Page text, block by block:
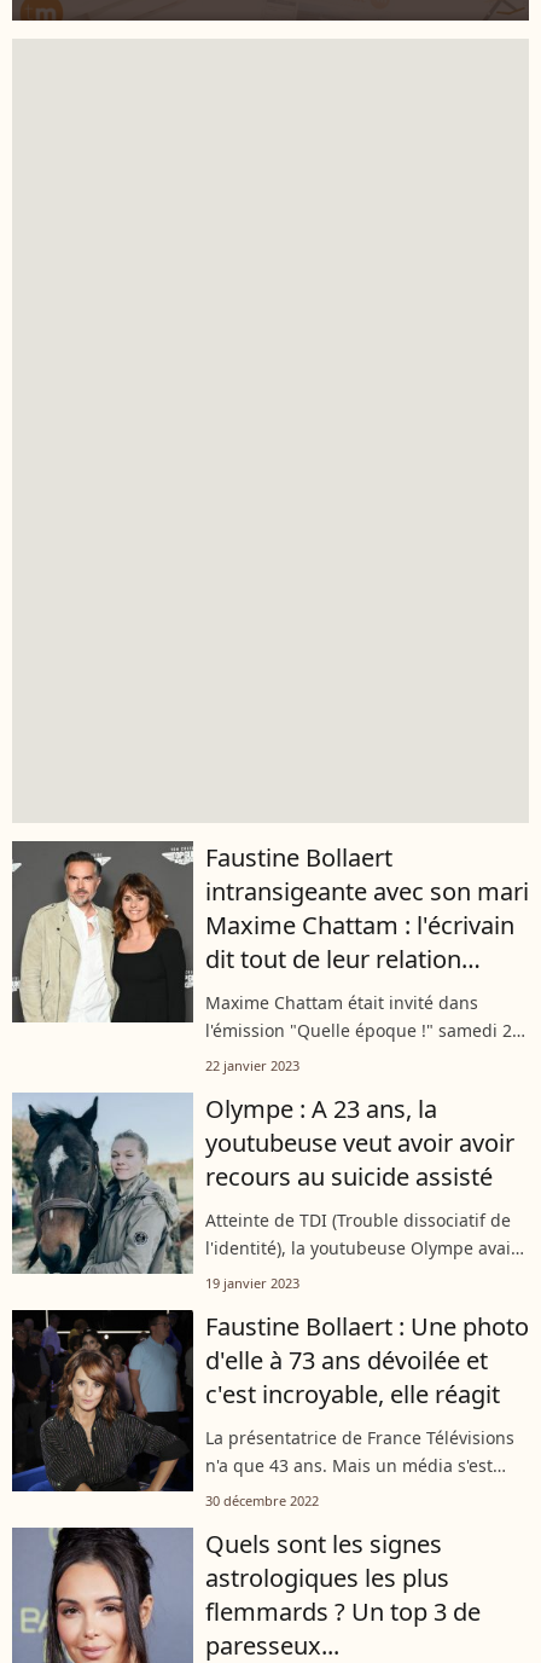
Faustine Bollaert
intransigeante avec son mari
Maxime Chattam : l'écrivain
dit tout de leur relation
parfois très cash
Maxime Chattam était invité dans
l'émission "Quelle époque !" samedi 21
janvier 2023 pour parler de son tout
prédateur". Captivant, le grand
spécialiste...
22 janvier 2023
Olympe : A 23 ans, la
youtubeuse veut avoir avoir
recours au suicide assisté
Atteinte de TDI (Trouble dissociatif de
l'identité), la youtubeuse Olympe avait
ému la France entière il y a un an de
femme de 23 ans a annoncé...
19 janvier 2023
Faustine Bollaert : Une photo
d'elle à 73 ans dévoilée et
c'est incroyable, elle réagit
La présentatrice de France Télévisions
n'a que 43 ans. Mais un média s'est
amusé à vieillir de trente ans. Faustine
pris le temps de partager...
30 décembre 2022
Quels sont les signes
astrologiques les plus
flemmards ? Un top 3 de
paresseux...